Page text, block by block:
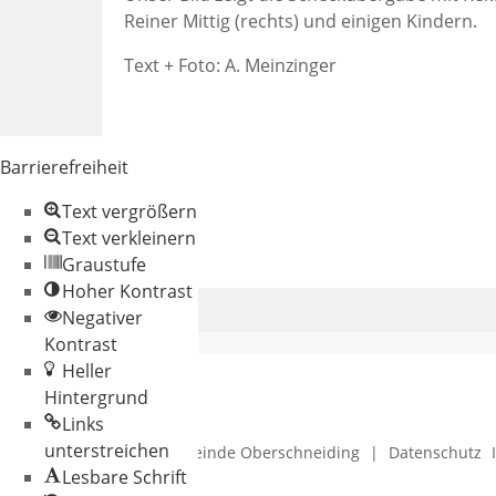
Reiner Mittig (rechts) und einigen Kindern.
Text + Foto: A. Meinzinger
© 2026 Gemeinde Oberschneiding | Datenschutz
Barrierefreiheit
Text vergrößern
Text verkleinern
Graustufe
Hoher Kontrast
Negativer
Kontrast
Heller
Hintergrund
Links
unterstreichen
Lesbare Schrift